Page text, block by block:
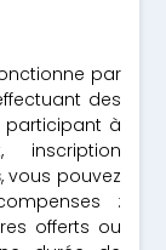
par
des
participant à
inscription
, vous pouvez
:
offerts ou